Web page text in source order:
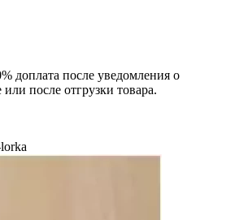
доплата после уведомления о
или после отгрузки товара.